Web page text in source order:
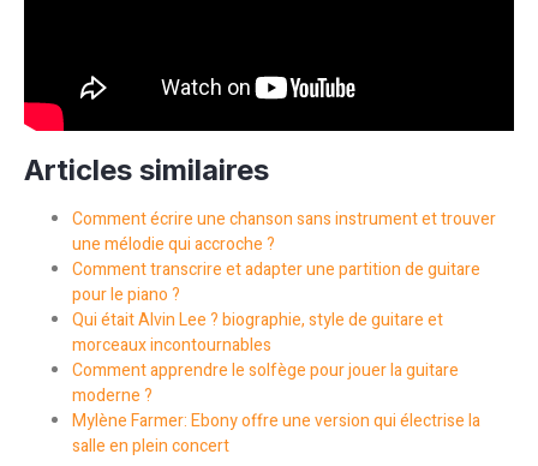
Articles similaires
Comment écrire une chanson sans instrument et trouver
une mélodie qui accroche ?
Comment transcrire et adapter une partition de guitare
pour le piano ?
Qui était Alvin Lee ? biographie, style de guitare et
morceaux incontournables
Comment apprendre le solfège pour jouer la guitare
moderne ?
Mylène Farmer: Ebony offre une version qui électrise la
salle en plein concert